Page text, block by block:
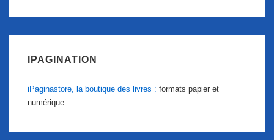
IPAGINATION
iPaginastore, la boutique des livres : formats papier et
numérique